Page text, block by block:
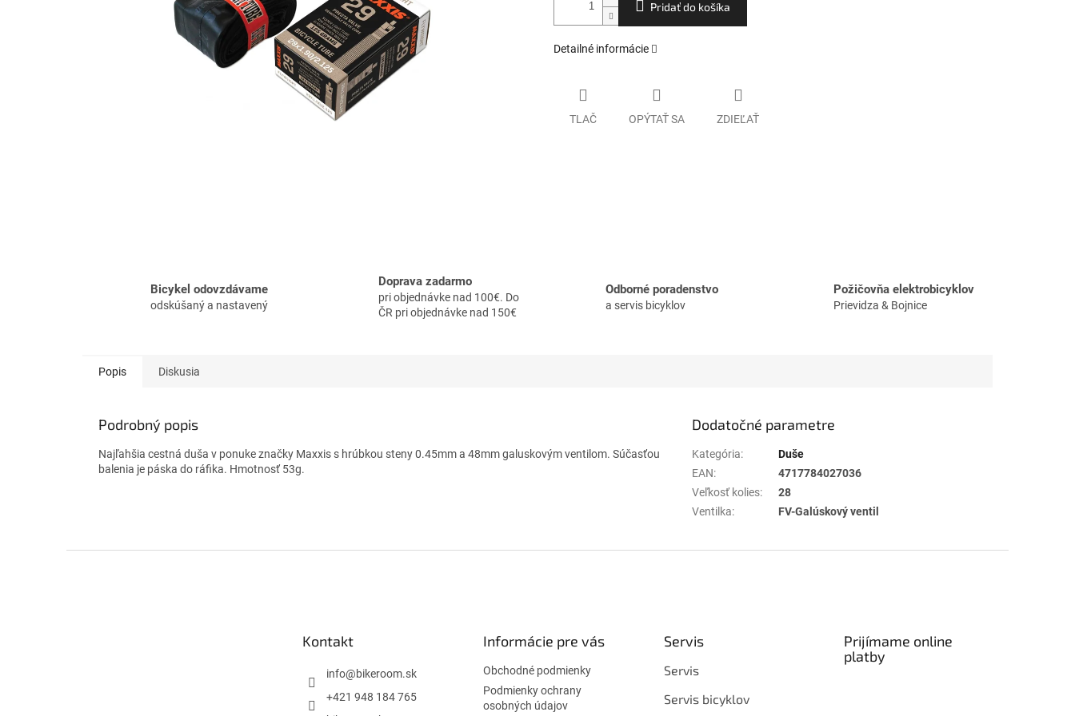
Pridať do košíka
Detailné informácie
TLAČ OPÝTAŤ SA ZDIEĽAŤ
Bicykel odovzdávame
odskúšaný a nastavený
Doprava zadarmo
pri objednávke nad 100€. Do
ČR pri objednávke nad 150€
Odborné poradenstvo
a servis bicyklov
Požičovňa elektrobicyklov
Prievidza & Bojnice
Popis Diskusia
Podrobný popis
Najľahšia cestná duša v ponuke značky Maxxis s hrúbkou steny 0.45mm a 48mm galuskovým ventilom. Súčasťou
balenia je páska do ráfika. Hmotnosť 53g.
Dodatočné parametre
Kategória:
Duše
EAN:
4717784027036
Veľkosť kolies:
28
Ventilka: FV-Galúskový ventil
Kontakt
info@bikeroom.sk
+421 948 184 765
Informácie pre vás
Obchodné podmienky
Podmienky ochrany
osobných údajov
Servis
Servis
Servis bicyklov
Prijímame online
platby